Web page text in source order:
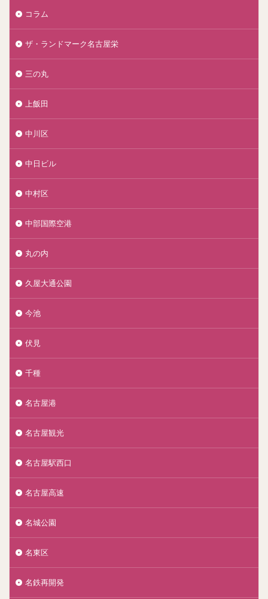
コラム
ザ・ランドマーク名古屋栄
三の丸
上飯田
中川区
中日ビル
中村区
中部国際空港
丸の内
久屋大通公園
今池
伏見
千種
名古屋港
名古屋観光
名古屋駅西口
名古屋高速
名城公園
名東区
名鉄再開発